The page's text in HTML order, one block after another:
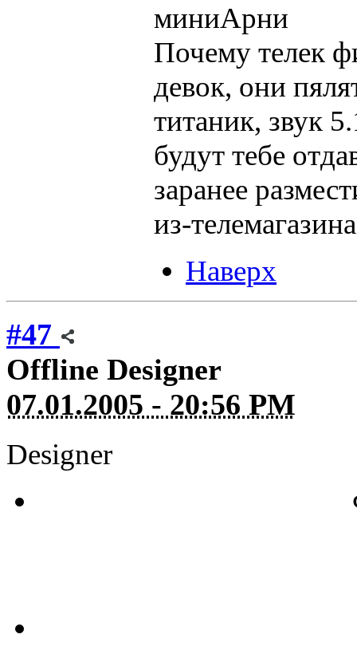
миниАрни
Почему телек
девок, они
титаник, звук
будут тебе
заранее
из-
Наверх
#47
Offline Designer
07.01.2005 - 20:56 PM
Designer